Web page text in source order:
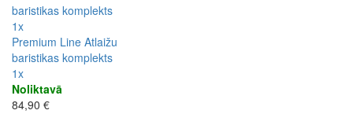
1x
Premium Line Atlaižu
baristikas komplekts
1x
Noliktavā
84,90 €